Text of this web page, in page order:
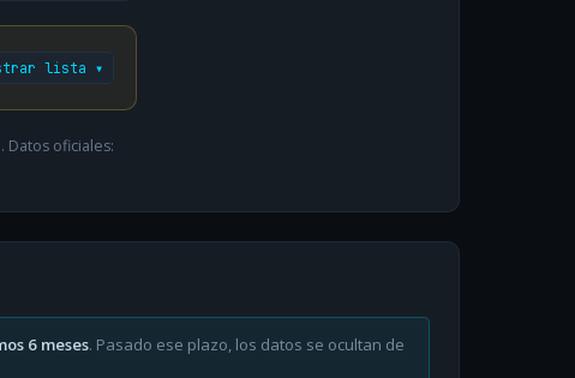
lista ▾
oficiales:
6 meses. Pasado ese plazo, los datos se ocultan de